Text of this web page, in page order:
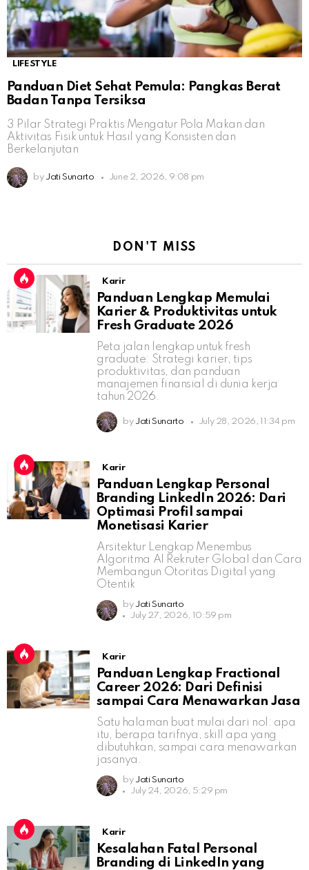
LIFESTYLE
Panduan Diet Sehat Pemula: Pangkas Berat
Badan Tanpa Tersiksa
3 Pilar Strategi Praktis Mengatur Pola Makan dan
Aktivitas Fisik untuk Hasil yang Konsisten dan
Berkelanjutan
by Jati Sunarto June 2, 2026, 9:08 pm
DON'T MISS
Karir
Panduan Lengkap Memulai
Karier & Produktivitas untuk
Fresh Graduate 2026
Peta jalan lengkap untuk fresh
graduate: Strategi karier, tips
produktivitas, dan panduan
manajemen finansial di dunia kerja
tahun 2026.
by Jati Sunarto July 28, 2026, 11:34 pm
Karir
Panduan Lengkap Personal
Branding LinkedIn 2026: Dari
Optimasi Profil sampai
Monetisasi Karier
Arsitektur Lengkap Menembus
Algoritma AI Rekruter Global dan Cara
Membangun Otoritas Digital yang
Otentik
by Jati Sunarto
July 27, 2026, 10:59 pm
Karir
Panduan Lengkap Fractional
Career 2026: Dari Definisi
sampai Cara Menawarkan Jasa
Satu halaman buat mulai dari nol: apa
itu, berapa tarifnya, skill apa yang
dibutuhkan, sampai cara menawarkan
jasanya.
by Jati Sunarto
July 24, 2026, 5:29 pm
Karir
Kesalahan Fatal Personal
Branding di LinkedIn yang